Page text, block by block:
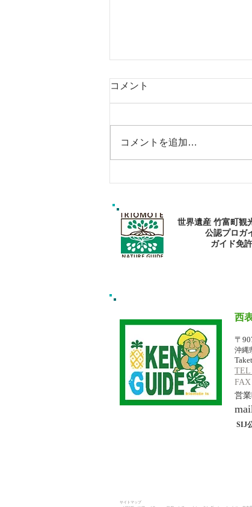
コメント
コメントを追加…
世界遺産 竹富町観
公認プロガ
ガイド免
西
〒
沖縄
TEL
FAX
営
SIJ
サイトマップ